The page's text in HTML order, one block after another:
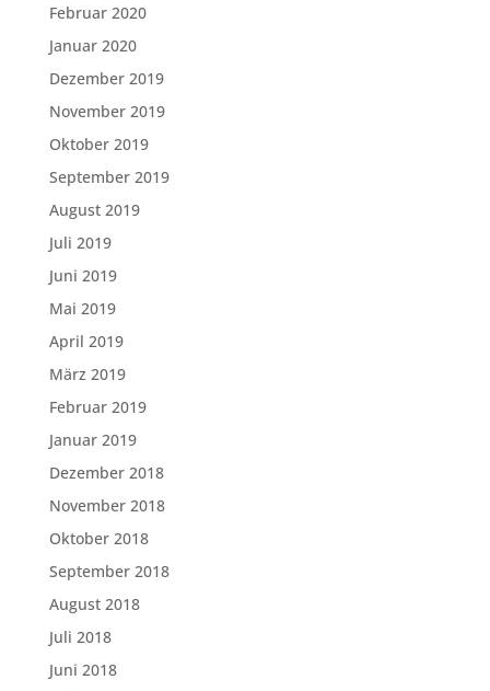
Februar 2020
Januar 2020
Dezember 2019
November 2019
Oktober 2019
September 2019
August 2019
Juli 2019
Juni 2019
Mai 2019
April 2019
März 2019
Februar 2019
Januar 2019
Dezember 2018
November 2018
Oktober 2018
September 2018
August 2018
Juli 2018
Juni 2018